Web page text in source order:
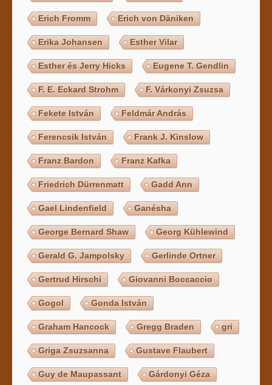
Erich Fromm Erich von Däniken
Erika Johansen Esther Vilar
Esther és Jerry Hicks Eugene T. Gendlin
F. E. Eckard Strohm F. Várkonyi Zsuzsa
Fekete István Feldmár András
Ferencsik István Frank J. Kinslow
Franz Bardon Franz Kafka
Friedrich Dürrenmatt Gadd Ann
Gael Lindenfield Ganésha
George Bernard Shaw Georg Kühlewind
Gerald G. Jampolsky Gerlinde Ortner
Gertrud Hirschi Giovanni Boccaccio
Gogol Gonda István
Graham Hancock Gregg Braden gri
Griga Zsuzsanna Gustave Flaubert
Guy de Maupassant Gárdonyi Géza